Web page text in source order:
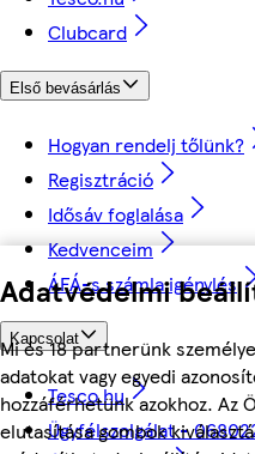
Adatvédelmi
Mi és 18 partnerünk
adatokat vagy egyedi
hozzáférhetünk azokhoz. Az
elutasítása gombok
Clubcard
Első bevásárlás
Hogyan rendelj tőlünk?
Regisztráció
Idősáv foglalása
Kedvenceim
ÁFÁ-s számla igénylés
Kapcsolat
Tesco.hu
Ügyfélszolgálat -